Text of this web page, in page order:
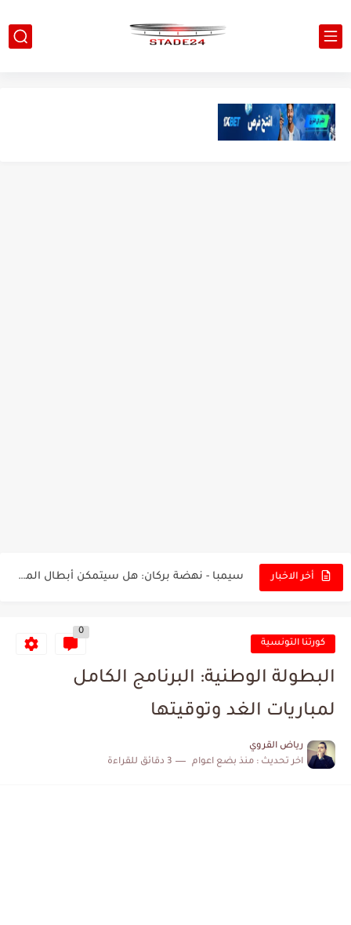
أخر الاخبار سيمبا - نهضة بركان: هل سيتمكن أبطال المغرب من الحفاظ...
البرنامج الكامل لنهائي البطولة بين الاتحاد المنستيري والنادي الإفريقي كورتنا التونسية
0
البطولة الوطنية: البرنامج الكامل
لمباريات الغد وتوقيتها
رياض القروي
اخر تحديث : منذ بضع اعوام 3 دقائق للقراءة